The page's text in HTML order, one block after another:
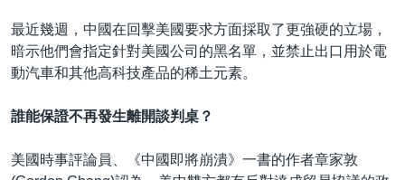
最近幾週，中國在回擊美國要求方面採取了更強硬的立場，
暗示他們會指定針對美國公司的黑名單，並禁止出口用於電
動汽車和其他高科技產品的稀土元素。
誰能保證不再發生離開談判桌？
美國時事評論員、《中國即將崩潰》一書的作者章家敦